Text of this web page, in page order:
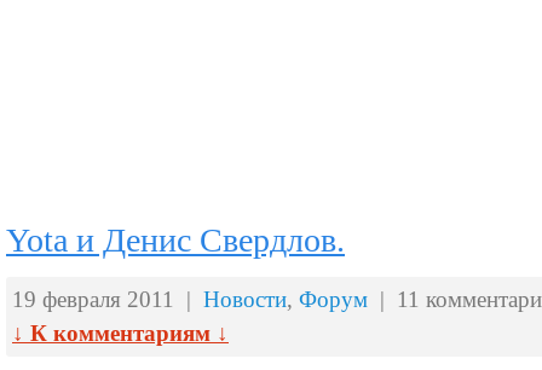
Yota и Денис Свердлов.
19 февраля 2011 | Новости, Форум | 11
↓ К комментариям ↓